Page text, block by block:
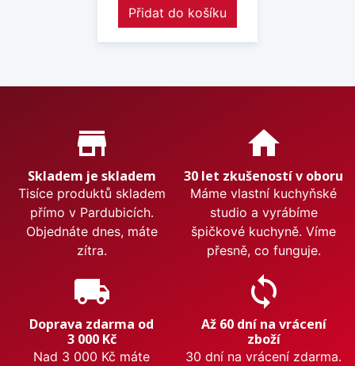
Přidat do košíku
Proč nakupovat u nás?
store_mall_directory
Skladem je skladem
Tisíce produktů skladem
přímo v Pardubicích.
Objednáte dnes, máte
zítra.
home
30 let zkušeností v oboru
Máme vlastní kuchyňské
studio a vyrábíme
špičkové kuchyně. Víme
přesně, co funguje.
local_shipping
Doprava zdarma od
3 000 Kč
Nad 3 000 Kč máte
sync
Až 60 dní na vrácení
zboží
30 dní na vrácení zdarma.